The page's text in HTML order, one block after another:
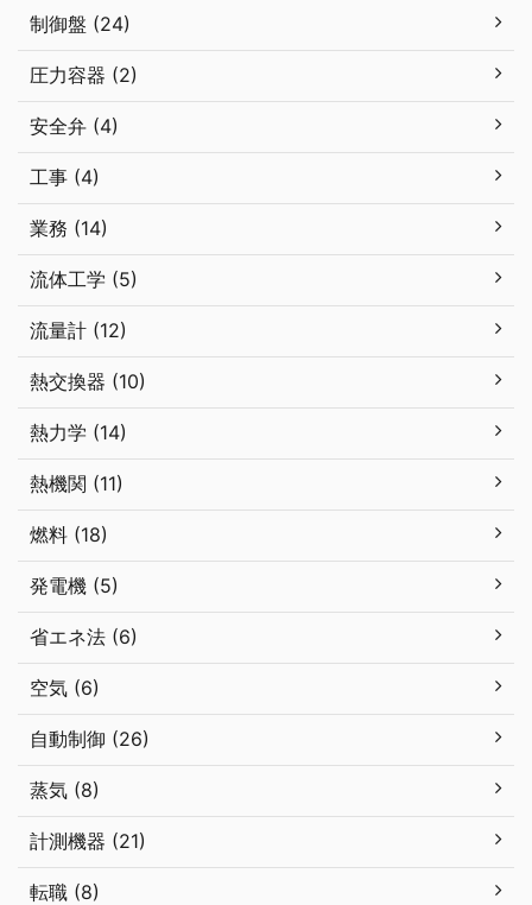
制御盤 (24)
圧力容器 (2)
安全弁 (4)
工事 (4)
業務 (14)
流体工学 (5)
流量計 (12)
熱交換器 (10)
熱力学 (14)
熱機関 (11)
燃料 (18)
発電機 (5)
省エネ法 (6)
空気 (6)
自動制御 (26)
蒸気 (8)
計測機器 (21)
転職 (8)